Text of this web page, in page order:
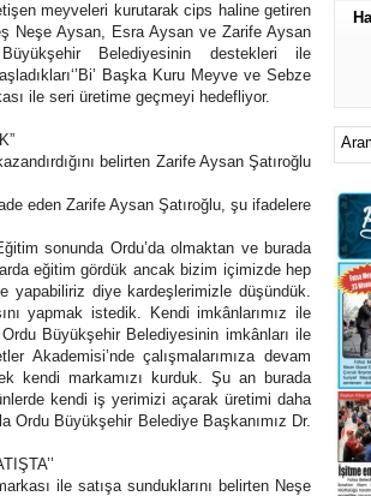
meyveleri kurutarak cips haline getiren
Neşe Aysan, Esra Aysan ve Zarife Aysan
Belediyesinin destekleri ile
Başka Kuru Meyve ve Sebze
ile seri üretime geçmeyi hedefliyor.
belirten Zarife Aysan Şatıroğlu
eden Zarife Aysan Şatıroğlu, şu ifadelere
sonunda Ordu’da olmaktan ve burada
eğitim gördük ancak bizim içimizde hep
yapabiliriz diye kardeşlerimizle düşündük.
yapmak istedik. Kendi imkânlarımız ile
Büyükşehir Belediyesinin imkânları ile
Akademisi’nde çalışmalarımıza devam
kendi markamızı kurduk. Şu an burada
kendi iş yerimizi açarak üretimi daha
Ordu Büyükşehir Belediye Başkanımız Dr.
ile satışa sunduklarını belirten Neşe